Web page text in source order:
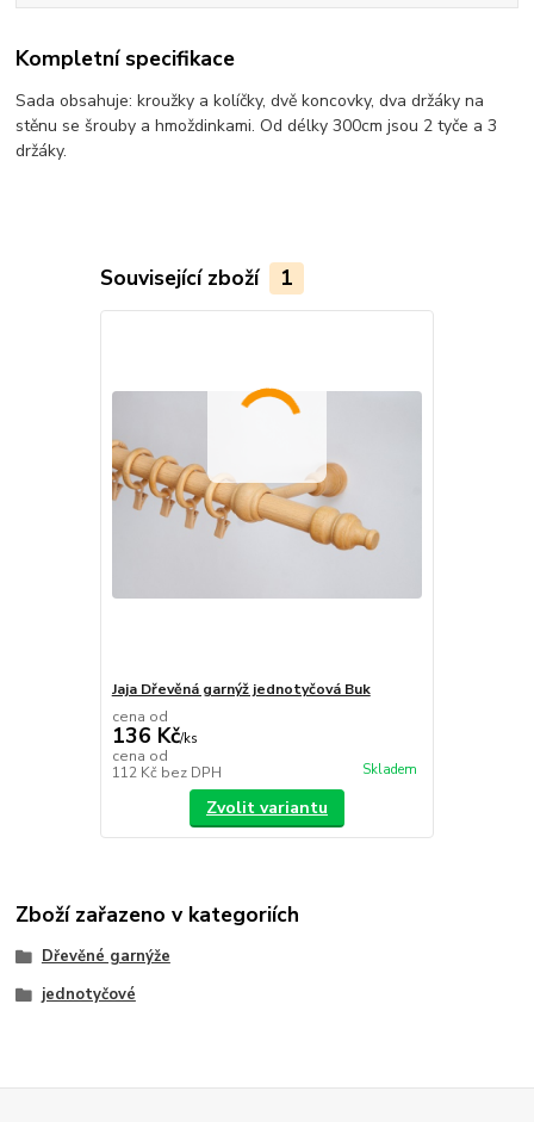
Kompletní specifikace
Sada obsahuje: kroužky a kolíčky, dvě koncovky, dva držáky na
stěnu se šrouby a hmoždinkami. Od délky 300cm jsou 2 tyče a 3
držáky.
Související zboží 1
Jaja Dřevěná garnýž jednotyčová Buk
cena od
136 Kč/ks
cena od
112 Kč bez DPH Skladem
Zvolit variantu
Zboží zařazeno v kategoriích
Dřevěné garnýže
jednotyčové